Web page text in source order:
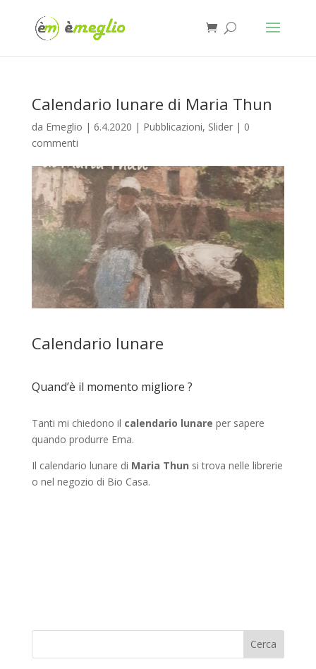
Calendario lunare di Maria Thun
da Emeglio | 6.4.2020 | Pubblicazioni, Slider| 0
commenti
Calendario lunare
Quand’è il momento migliore ?
Tanti mi chiedono il calendario lunare per sapere
quando produrre Ema.
Il calendario lunare di Maria Thun si trova nelle librerie
o nel negozio di Bio Casa.